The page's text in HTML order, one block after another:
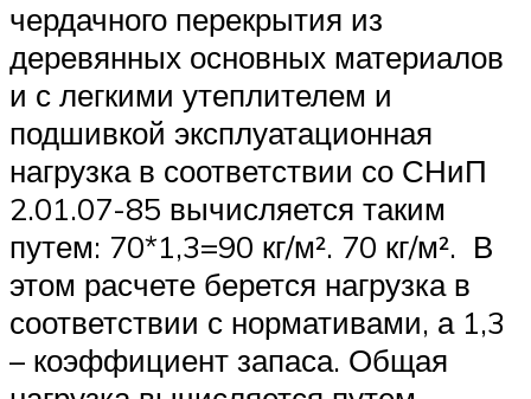
чердачного перекрытия из
деревянных основных материалов
и с легкими утеплителем и
подшивкой эксплуатационная
нагрузка в соответствии со СНиП
2.01.07-85 вычисляется таким
путем: 70*1,3=90 кг/м². 70 кг/м². В
этом расчете берется нагрузка в
соответствии с нормативами, а 1,3
– коэффициент запаса. Общая